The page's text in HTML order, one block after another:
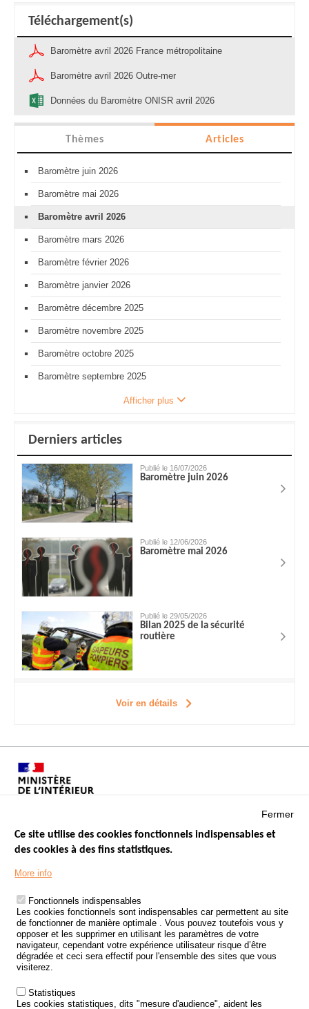
Téléchargement(s)
Baromètre avril 2026 France métropolitaine
Baromètre avril 2026 Outre-mer
Données du Baromètre ONISR avril 2026
Thèmes Articles
Baromètre juin 2026
Baromètre mai 2026
Baromètre avril 2026
Baromètre mars 2026
Baromètre février 2026
Baromètre janvier 2026
Baromètre décembre 2025
Baromètre novembre 2025
Baromètre octobre 2025
Baromètre septembre 2025
Afficher plus
Derniers articles
Publié le 16/07/2026
Baromètre juin 2026
Publié le 12/06/2026
Baromètre mai 2026
Publié le 29/05/2026
Bilan 2025 de la sécurité
routière
Voir en détails
Menu
Footer
LES SITES PUBLICS
ÉTAT DE L’INSÉCURITÉ ROUTIÈRE
TRAITEMENT DES DONNÉES PERSONNELLES DES ACCIDENTS DE
LA ROUTE
ETUDES ET RECHERCHES
APPEL À PROJETS
POLITIQUE DE SÉCURITÉ ROUTIÈRE
Fermer
Ce site utilise des cookies fonctionnels indispensables et
des cookies à des fins statistiques.
More info
Fonctionnels indispensables
Les cookies fonctionnels sont indispensables car permettent au site
de fonctionner de manière optimale . Vous pouvez toutefois vous y
opposer et les supprimer en utilisant les paramètres de votre
navigateur, cependant votre expérience utilisateur risque d’être
dégradée et ceci sera effectif pour l'ensemble des sites que vous
visiterez.
Statistiques
Les cookies statistiques, dits "mesure d'audience", aident les